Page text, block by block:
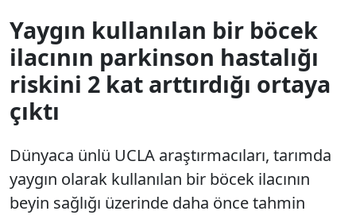
Yaygın kullanılan bir böcek
ilacının parkinson hastalığı
riskini 2 kat arttırdığı ortaya
çıktı
Dünyaca ünlü UCLA araştırmacıları, tarımda
yaygın olarak kullanılan bir böcek ilacının
beyin sağlığı üzerinde daha önce tahmin